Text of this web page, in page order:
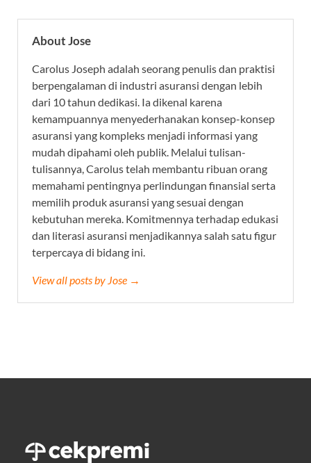
About Jose
Carolus Joseph adalah seorang penulis dan praktisi
berpengalaman di industri asuransi dengan lebih
dari 10 tahun dedikasi. Ia dikenal karena
kemampuannya menyederhanakan konsep-konsep
asuransi yang kompleks menjadi informasi yang
mudah dipahami oleh publik. Melalui tulisan-
tulisannya, Carolus telah membantu ribuan orang
memahami pentingnya perlindungan finansial serta
memilih produk asuransi yang sesuai dengan
kebutuhan mereka. Komitmennya terhadap edukasi
dan literasi asuransi menjadikannya salah satu figur
terpercaya di bidang ini.
View all posts by Jose →